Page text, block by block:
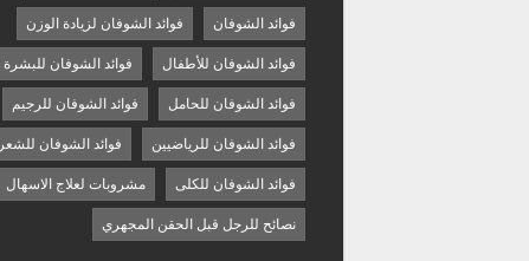
فوائد الشوفان فوائد الشوفان لزيادة الوزن
فوائد الشوفان للأطفال فوائد الشوفان للبشرة
فوائد الشوفان للحامل فوائد الشوفان للرجيم
فوائد الشوفان للرياضيين فوائد الشوفان للشعر
فوائد الشوفان للكلى مشروبات لعلاج الاسهال
نصائح للرجل قبل الحقن المجهري